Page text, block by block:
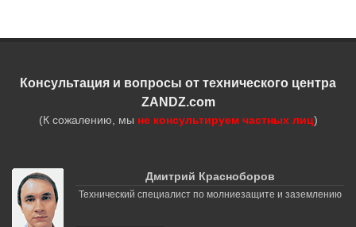
Консультация и вопросы от технического центра
ZANDZ.com
(К сожалению, мы не консультируем частных лиц)
Дмитрий Красноборов
Технический специалист по молниезащите и заземлению